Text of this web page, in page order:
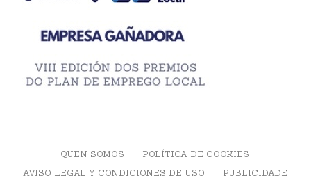
QUEN SOMOS
POLÍTICA DE COOKIES
AVISO LEGAL Y CONDICIONES DE USO
PUBLICIDADE